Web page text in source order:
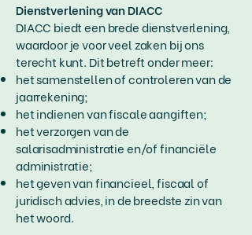
Dienstverlening van DIACC
DIACC biedt een brede dienstverlening,
waardoor je voor veel zaken bij ons
terecht kunt. Dit betreft onder meer:
het samenstellen of controleren van de
jaarrekening;
het indienen van fiscale aangiften;
het verzorgen van de
salarisadministratie en/of financiële
administratie;
het geven van financieel, fiscaal of
juridisch advies, in de breedste zin van
het woord.